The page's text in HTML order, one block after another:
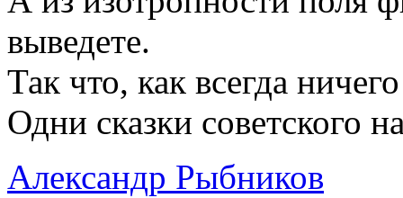
выведете.
Так что, как всегда
Одни сказки советского
Александр Рыбников